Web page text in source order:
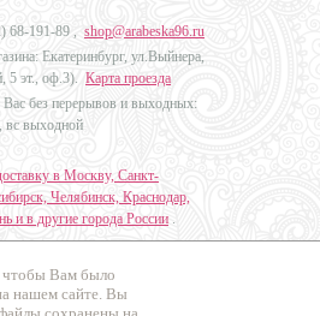
Вам было
нашем сайте. Вы
68-191-89 , shop@arabeska96.ru
Екатеринбург, ул.Выйнера,
5 эт., оф.3). Карта проезда
без перерывов и выходных:
вс выходной
в Москву, Санкт-
Челябинск, Краснодар,
и в другие города России .